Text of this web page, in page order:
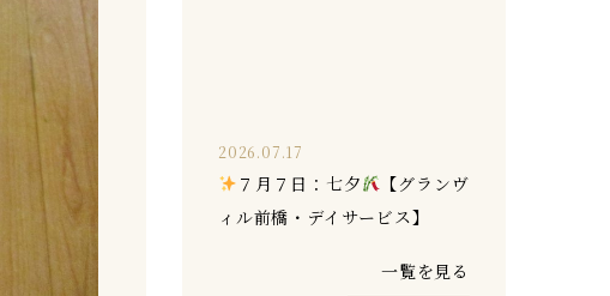
2026.07.17
７月７日：七夕
【グランヴ
ィル前橋・デイサービス】
一覧を見る